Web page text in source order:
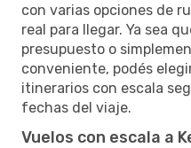
con varias opciones de
real para llegar. Ya sea
presupuesto o
conveniente, podés
itinerarios con escala
fechas del viaje.
Vuelos con escala a